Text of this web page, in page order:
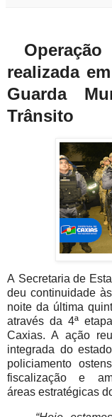
realizada
Guarda
Trânsito
A Secretaria de
deu continuidade
noite da última
através da 4ª
Caxias. A ação
integrada do
policiamento
fiscalização e
áreas estratégicas